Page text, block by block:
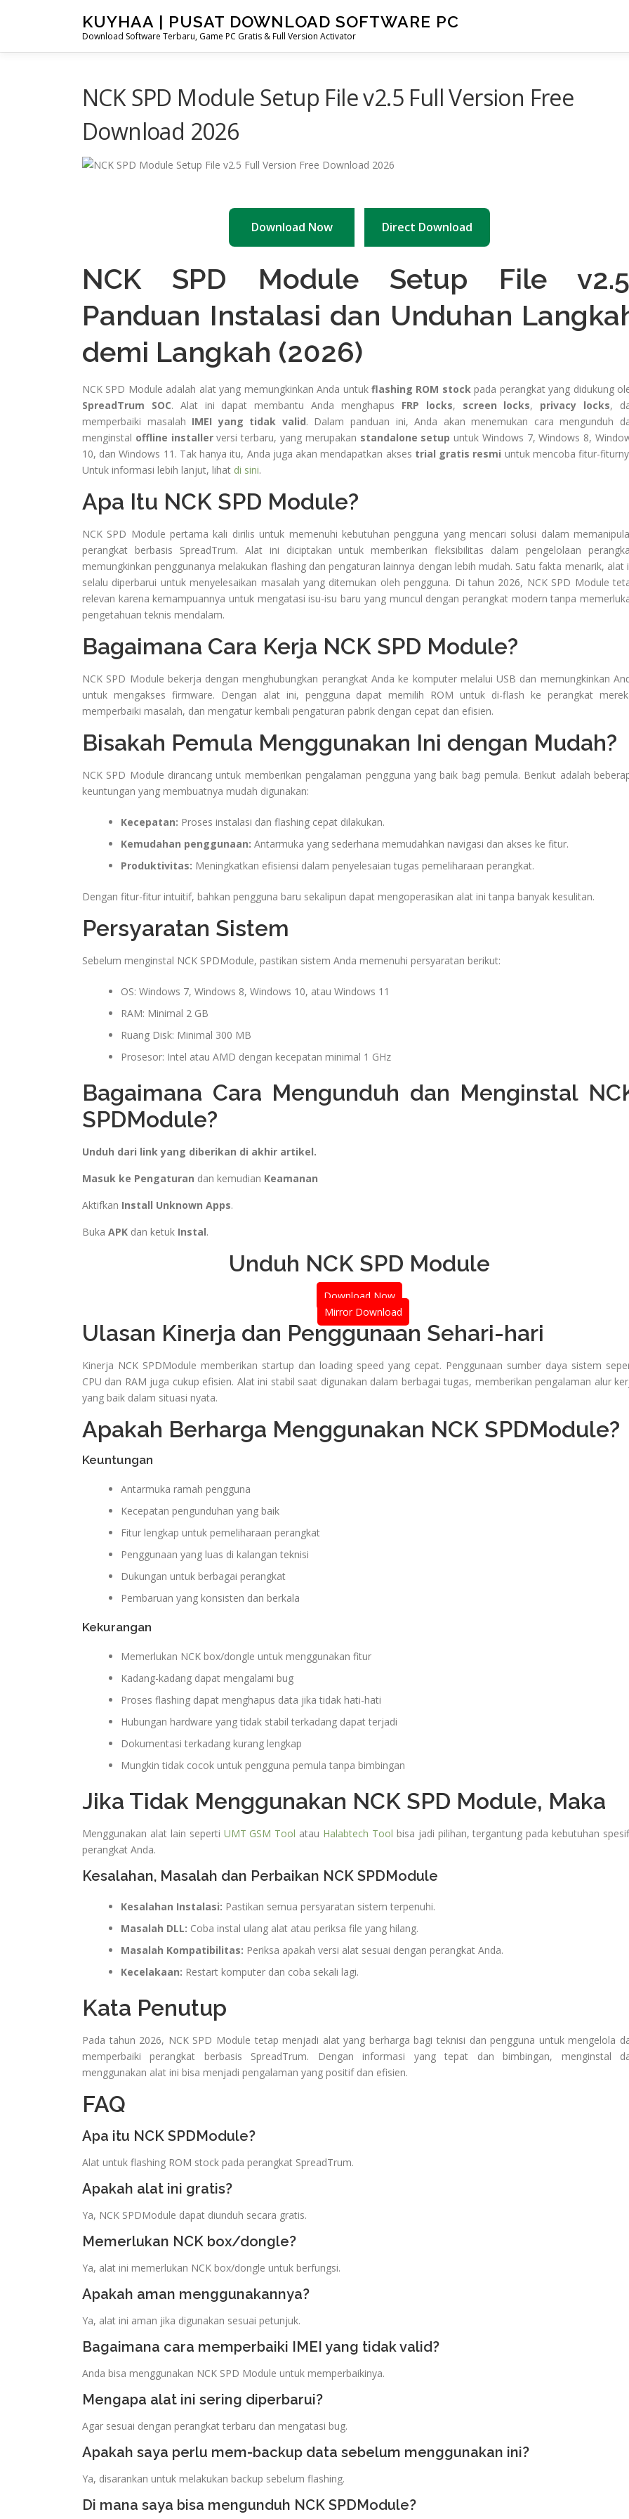
KUYHAA | PUSAT DOWNLOAD SOFTWARE PC
Download Software Terbaru, Game PC Gratis & Full Version Activator
NCK SPD Module Setup File v2.5 Full Version Free
Download 2026
Download Now Direct Download
NCK SPD Module Setup File
Panduan Instalasi dan Unduhan
demi Langkah (2026)
NCK SPD Module adalah alat yang memungkinkan Anda untuk flashing ROM stock pada perangkat yang didukung
SpreadTrum SOC. Alat ini dapat membantu Anda menghapus FRP locks, screen locks, privacy locks,
memperbaiki masalah IMEI yang tidak valid. Dalam panduan ini, Anda akan menemukan cara mengunduh
menginstal offline installerversi terbaru, yang merupakan standalone setup untuk Windows 7, Windows 8,
10, dan Windows 11. Tak hanya itu, Anda juga akan mendapatkan akses trial gratis resmi untuk mencoba fitur-
Untuk informasi lebih lanjut, lihat di sini.
Apa Itu NCK SPD Module?
NCK SPD Module pertama kali dirilis untuk memenuhi kebutuhan pengguna yang mencari solusi dalam
perangkat berbasis SpreadTrum. Alat ini diciptakan untuk memberikan fleksibilitas dalam pengelolaan
memungkinkan penggunanya melakukan flashing dan pengaturan lainnya dengan lebih mudah. Satu fakta menarik, alat
selalu diperbarui untuk menyelesaikan masalah yang ditemukan oleh pengguna. Di tahun 2026, NCK SPD Module
relevan karena kemampuannya untuk mengatasi isu-isu baru yang muncul dengan perangkat modern tanpa
pengetahuan teknis mendalam.
Bagaimana Cara Kerja NCK SPD Module?
NCK SPD Module bekerja dengan menghubungkan perangkat Anda ke komputer melalui USB dan memungkinkan
untuk mengakses firmware. Dengan alat ini, pengguna dapat memilih ROM untuk di-flash ke perangkat
memperbaiki masalah, dan mengatur kembali pengaturan pabrik dengan cepat dan efisien.
Bisakah Pemula Menggunakan Ini dengan Mudah?
NCK SPD Module dirancang untuk memberikan pengalaman pengguna yang baik bagi pemula. Berikut adalah
keuntungan yang membuatnya mudah digunakan:
Kecepatan: Proses instalasi dan flashing cepat dilakukan.
Kemudahan penggunaan: Antarmuka yang sederhana memudahkan navigasi dan akses ke fitur.
Produktivitas: Meningkatkan efisiensi dalam penyelesaian tugas pemeliharaan perangkat.
Dengan fitur-fitur intuitif, bahkan pengguna baru sekalipun dapat mengoperasikan alat ini tanpa banyak kesulitan.
Persyaratan Sistem
Sebelum menginstal NCK SPDModule, pastikan sistem Anda memenuhi persyaratan berikut:
OS: Windows 7, Windows 8, Windows 10, atau Windows 11
RAM: Minimal 2 GB
Ruang Disk: Minimal 300 MB
Prosesor: Intel atau AMD dengan kecepatan minimal 1 GHz
Bagaimana Cara Mengunduh dan Menginstal
SPDModule?
Unduh dari link yang diberikan di akhir artikel.
Masuk ke Pengaturan dan kemudian Keamanan
Aktifkan Install Unknown Apps.
Buka APK dan ketuk Instal.
Unduh NCK SPD Module
Download Now
Mirror Download
Ulasan Kinerja dan Penggunaan Sehari-hari
Kinerja NCK SPDModule memberikan startup dan loading speed yang cepat. Penggunaan sumber daya sistem
CPU dan RAM juga cukup efisien. Alat ini stabil saat digunakan dalam berbagai tugas, memberikan pengalaman alur
yang baik dalam situasi nyata.
Apakah Berharga Menggunakan NCK SPDModule?
Keuntungan
Antarmuka ramah pengguna
Kecepatan pengunduhan yang baik
Fitur lengkap untuk pemeliharaan perangkat
Penggunaan yang luas di kalangan teknisi
Dukungan untuk berbagai perangkat
Pembaruan yang konsisten dan berkala
Kekurangan
Memerlukan NCK box/dongle untuk menggunakan fitur
Kadang-kadang dapat mengalami bug
Proses flashing dapat menghapus data jika tidak hati-hati
Hubungan hardware yang tidak stabil terkadang dapat terjadi
Dokumentasi terkadang kurang lengkap
Mungkin tidak cocok untuk pengguna pemula tanpa bimbingan
Jika Tidak Menggunakan NCK SPD Module, Maka
Menggunakan alat lain seperti UMT GSM Tool atau Halabtech Tool bisa jadi pilihan, tergantung pada kebutuhan
perangkat Anda.
Kesalahan, Masalah dan Perbaikan NCK SPDModule
Kesalahan Instalasi: Pastikan semua persyaratan sistem terpenuhi.
Masalah DLL: Coba instal ulang alat atau periksa file yang hilang.
Masalah Kompatibilitas: Periksa apakah versi alat sesuai dengan perangkat Anda.
Kecelakaan: Restart komputer dan coba sekali lagi.
Kata Penutup
Pada tahun 2026, NCK SPD Module tetap menjadi alat yang berharga bagi teknisi dan pengguna untuk mengelola
memperbaiki perangkat berbasis SpreadTrum. Dengan informasi yang tepat dan bimbingan, menginstal
menggunakan alat ini bisa menjadi pengalaman yang positif dan efisien.
FAQ
Apa itu NCK SPDModule?
Alat untuk flashing ROM stock pada perangkat SpreadTrum.
Apakah alat ini gratis?
Ya, NCK SPDModule dapat diunduh secara gratis.
Memerlukan NCK box/dongle?
Ya, alat ini memerlukan NCK box/dongle untuk berfungsi.
Apakah aman menggunakannya?
Ya, alat ini aman jika digunakan sesuai petunjuk.
Bagaimana cara memperbaiki IMEI yang tidak valid?
Anda bisa menggunakan NCK SPD Module untuk memperbaikinya.
Mengapa alat ini sering diperbarui?
Agar sesuai dengan perangkat terbaru dan mengatasi bug.
Apakah saya perlu mem-backup data sebelum menggunakan ini?
Ya, disarankan untuk melakukan backup sebelum flashing.
Di mana saya bisa mengunduh NCK SPDModule?